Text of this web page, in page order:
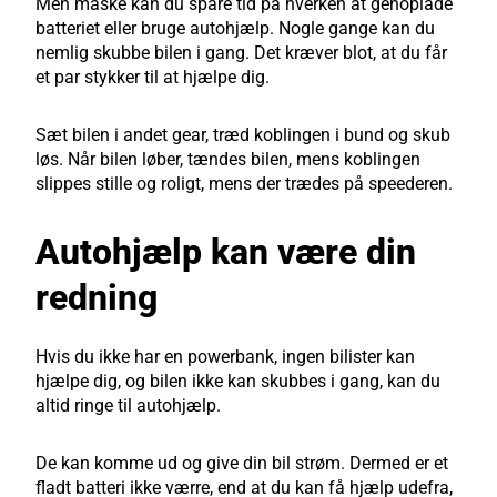
batteriet eller bruge autohjælp. Nogle gange kan du
nemlig skubbe bilen i gang. Det kræver blot, at du får
et par stykker til at hjælpe dig.
Sæt bilen i andet gear, træd koblingen i bund og skub
løs. Når bilen løber, tændes bilen, mens koblingen
slippes stille og roligt, mens der trædes på speederen.
Autohjælp kan være din
redning
Hvis du ikke har en powerbank, ingen bilister kan
hjælpe dig, og bilen ikke kan skubbes i gang, kan du
altid ringe til autohjælp.
De kan komme ud og give din bil strøm. Dermed er et
fladt batteri ikke værre, end at du kan få hjælp udefra,